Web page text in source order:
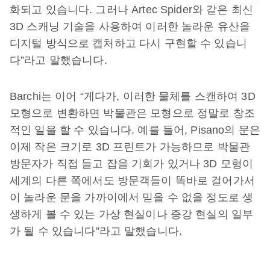
화되고 있습니다. 그러나 Artec Spider와 같은 최신
3D 스캐닝 기술을 사용하여 이러한 놀라운 유산을
디지털 방식으로 캡처하고 다시 구현할 수 있습니
다”라고 말했습니다.
Barchi는 이어 “게다가, 이러한 물체를 스캔하여 3D
모형으로 변환하면 박물관은 모형으로 정말로 창조
적인 일을 할 수 있습니다. 예를 들어, Pisano의 문은
이제 작은 크기로 3D 프린트가 가능하므로 박물관
방문자가 직접 들고 잡을 기회가 있거나 3D 모형이
세계의 다른 쪽에서도 방문객들이 똑바로 걸어가서
이 놀라운 문을 가까이에서 믿을 수 없을 정도로 생
생하게 볼 수 있는 가상 현실이나 증강 현실의 일부
가 될 수 있습니다”라고 말했습니다.